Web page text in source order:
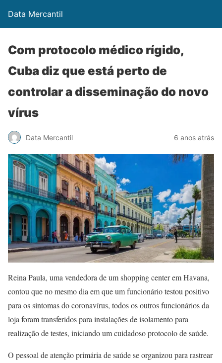
Data Mercantil
Com protocolo médico rígido,
Cuba diz que está perto de
controlar a disseminação do novo
vírus
Data Mercantil 6 anos atrás
Reina Paula, uma vendedora de um shopping center em Havana,
contou que no mesmo dia em que um funcionário testou positivo
para os sintomas do coronavírus, todos os outros funcionários da
loja foram transferidos para instalações de isolamento para
realização de testes, iniciando um cuidadoso protocolo de saúde.
O pessoal de atenção primária de saúde se organizou para rastrear